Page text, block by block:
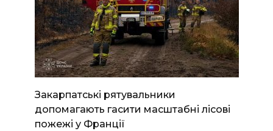
Закарпатські рятувальники
допомагають гасити масштабні лісові
пожежі у Франції